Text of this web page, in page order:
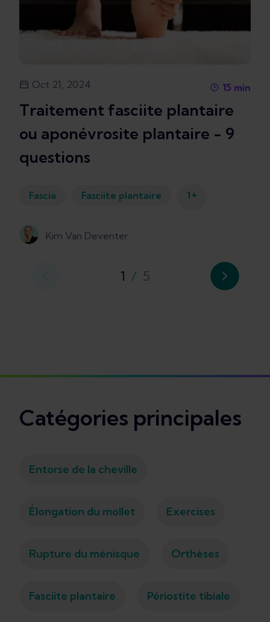
Oct 21, 2024 15 min
Traitement fasciite plantaire
ou aponévrosite plantaire - 9
questions
Fascia Fasciite plantaire 1 +
Kim Van Deventer
1 / 5
Catégories principales
Entorse de la cheville
Élongation du mollet Exercises
Rupture du ménisque Orthèses
Fasciite plantaire Périostite tibiale